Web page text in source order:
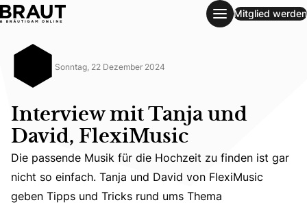
Interview mit Tanja und David, FlexiMusic
Mitglied werden
Sonntag, 22 Dezember 2024
Interview mit Tanja und
David, FlexiMusic
Die passende Musik für die Hochzeit zu finden ist gar
Die passende Musik für die Hochzeit zu finden ist gar
nicht so einfach. Tanja und David von FlexiMusic
geben Tipps und Tricks rund ums Thema